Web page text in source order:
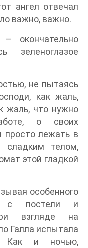
ангел отвечал
важно, важно.
окончательно
зеленоглазое
не пытаясь
как жаль,
жаль, что нужно
о своих
просто лежать в
сладким телом,
этой гладкой
особенного
с постели и
взгляде на
Галла испытала
Как и ночью,